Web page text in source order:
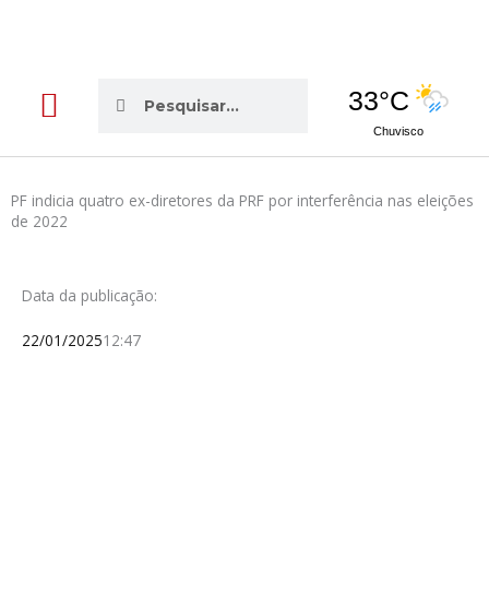
33°C
Chuvisco
PF indicia quatro ex-diretores da PRF por interferência nas eleições
de 2022
Data da publicação:
22/01/202512:47